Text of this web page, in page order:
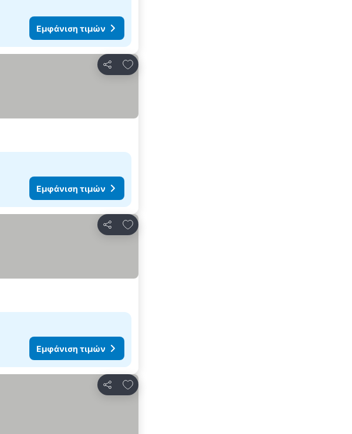
Εμφάνιση τιμών
Κοινοποίηση
Προσθήκη στα αγαπημένα
Εμφάνιση τιμών
Κοινοποίηση
Προσθήκη στα αγαπημένα
Εμφάνιση τιμών
Κοινοποίηση
Προσθήκη στα αγαπημένα